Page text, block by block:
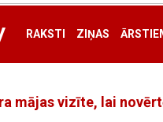
RAKSTI ZIŅAS
mājas vizīte, lai